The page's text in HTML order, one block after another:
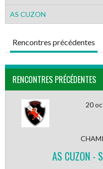
AS CUZON
Rencontres précédentes
RENCONTRES PRÉCÉDENTES
20
AS CUZON -